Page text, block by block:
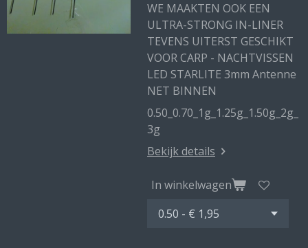
WE MAAKTEN OOK EEN
ULTRA-STRONG IN-LINER
TEVENS UITERST GESCHIKT
VOOR CARP - NACHTVISSEN
LED STARLITE 3mm Antenne
NET BINNEN
0.50_0.70_1g_1.25g_1.50g_2g_
3g
Bekijk details
In winkelwagen